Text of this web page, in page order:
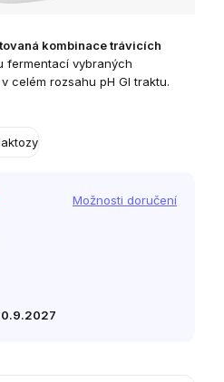
kombinace trávicích
fermentací vybraných
celém rozsahu pH GI traktu.
Možnosti doručení